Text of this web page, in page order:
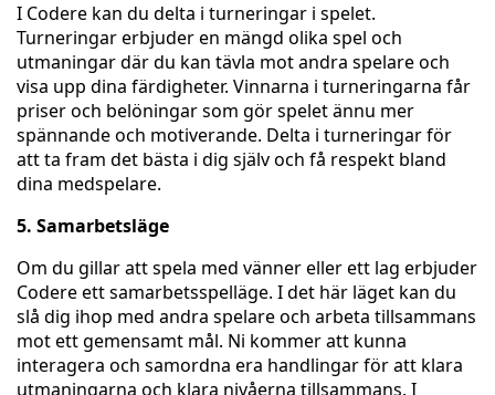
I Codere kan du delta i turneringar i spelet.
Turneringar erbjuder en mängd olika spel och
utmaningar där du kan tävla mot andra spelare och
visa upp dina färdigheter. Vinnarna i turneringarna får
priser och belöningar som gör spelet ännu mer
spännande och motiverande. Delta i turneringar för
att ta fram det bästa i dig själv och få respekt bland
dina medspelare.
5. Samarbetsläge
Om du gillar att spela med vänner eller ett lag erbjuder
Codere ett samarbetsspelläge. I det här läget kan du
slå dig ihop med andra spelare och arbeta tillsammans
mot ett gemensamt mål. Ni kommer att kunna
interagera och samordna era handlingar för att klara
utmaningarna och klara nivåerna tillsammans. I